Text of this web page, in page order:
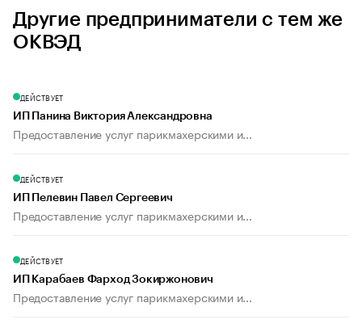
Другие предприниматели с тем же
ОКВЭД
ДЕЙСТВУЕТ
ИП Панина Виктория Александровна
Предоставление услуг парикмахерскими и...
ДЕЙСТВУЕТ
ИП Пелевин Павел Сергеевич
Предоставление услуг парикмахерскими и...
ДЕЙСТВУЕТ
ИП Карабаев Фарход Зокиржонович
Предоставление услуг парикмахерскими и...